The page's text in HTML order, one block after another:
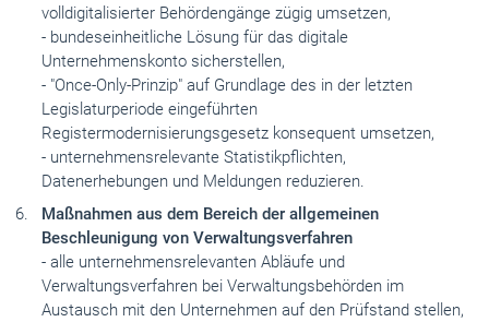
volldigitalisierter Behördengänge zügig umsetzen,
- bundeseinheitliche Lösung für das digitale
Unternehmenskonto sicherstellen,
- "Once-Only-Prinzip" auf Grundlage des in der letzten
Legislaturperiode eingeführten
Registermodernisierungsgesetz konsequent umsetzen,
- unternehmensrelevante Statistikpflichten,
Datenerhebungen und Meldungen reduzieren.
Maßnahmen aus dem Bereich der allgemeinen
Beschleunigung von Verwaltungsverfahren
- alle unternehmensrelevanten Abläufe und
Verwaltungsverfahren bei Verwaltungsbehörden im
Austausch mit den Unternehmen auf den Prüfstand stellen,